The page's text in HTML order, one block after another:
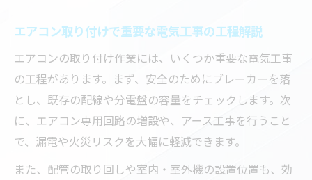
エアコン取り付けで重要な電気工事の工程解説
エアコンの取り付け作業には、いくつか重要な電気工事
の工程があります。まず、安全のためにブレーカーを落
とし、既存の配線や分電盤の容量をチェックします。次
に、エアコン専用回路の増設や、アース工事を行うこと
で、漏電や火災リスクを大幅に軽減できます。
また、配管の取り回しや室内・室外機の設置位置も、効